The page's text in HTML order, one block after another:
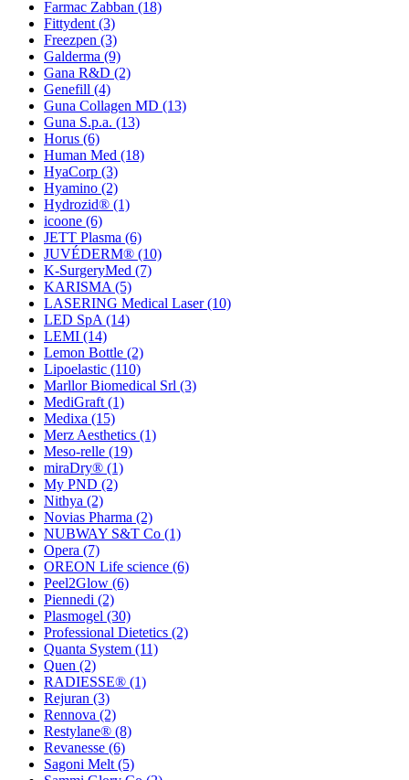
Farmac Zabban (18)
Fittydent (3)
Freezpen (3)
Galderma (9)
Gana R&D (2)
Genefill (4)
Guna Collagen MD (13)
Guna S.p.a. (13)
Horus (6)
Human Med (18)
HyaCorp (3)
Hyamino (2)
Hydrozid® (1)
icoone (6)
JETT Plasma (6)
JUVÉDERM® (10)
K-SurgeryMed (7)
KARISMA (5)
LASERING Medical Laser(10)
LED SpA (14)
LEMI (14)
Lemon Bottle (2)
Lipoelastic (110)
Marllor Biomedical Srl (3)
MediGraft (1)
Medixa (15)
Merz Aesthetics (1)
Meso-relle (19)
miraDry® (1)
My PND (2)
Nithya (2)
Novias Pharma (2)
NUBWAY S&T Co (1)
Opera (7)
OREON Life science (6)
Peel2Glow (6)
Piennedi (2)
Plasmogel (30)
Professional Dietetics (2)
Quanta System (11)
Quen (2)
RADIESSE® (1)
Rejuran (3)
Rennova (2)
Restylane® (8)
Revanesse (6)
Sagoni Melt (5)